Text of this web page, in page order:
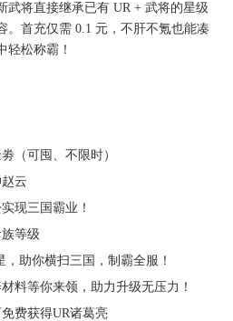
武将直接继承已有 UR + 武将的星级
。首充仅需 0.1 元，不肝不氪也能凑
轻松称霸！
（可囤、不限时）
云
现三国霸业！
等级
助你横扫三国，制霸全服！
料等你来领，助力升级无压力！
费获得UR诸葛亮